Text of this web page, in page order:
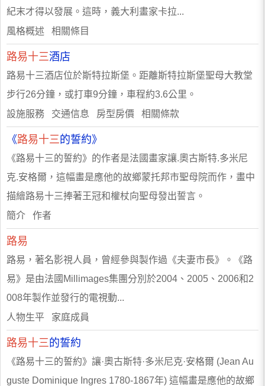
紀末才得以發展。這時，義大利畫家卡拉...
風格概述 相關條目
路易十三酒店
路易十三酒店位於斯特拉斯堡。距離斯特拉斯堡聖母大教堂
步行26分鐘，或打車9分鐘，車程約3.6公里。
設施服務 交通信息 房型房價 相關條款
《路易十三的誓約》
《路易十三的誓約》的作者是法國畫家讓.奧古斯特.多米尼
克.安格爾，這幅畫是應他的故鄉蒙托邦市聖母院而作，畫中
描繪路易十三捧著王冠和權杖向聖母發出誓言。
簡介 作者
路易
路易，著名影視人員，曾經參與製作過《夫妻市長》。《路
易》是由法國Millimages集團分別於2004、2005、2006和2
008年製作並發行的電視動...
人物生平 家庭成員
路易十三的誓約
《路易十三的誓約》讓·奧古斯特·多米尼克·安格爾 (Jean Au
guste Dominique Ingres 1780-1867年) 這幅畫是應他的故鄉